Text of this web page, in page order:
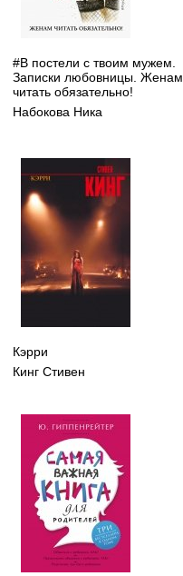
#В постели с твоим мужем.
Записки любовницы. Женам
читать обязательно!
Набокова Ника
Кэрри
Кинг Стивен